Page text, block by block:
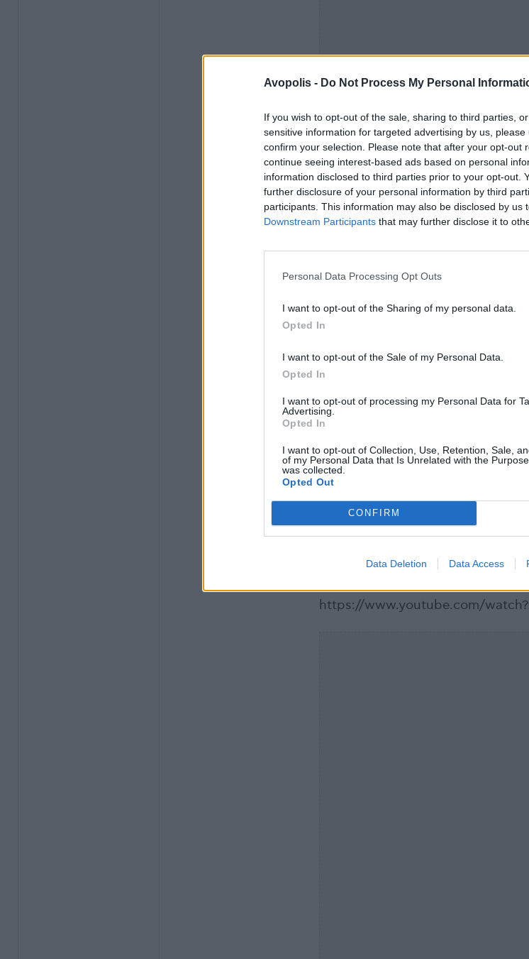
Avopolis - Do Not Process My Personal
If you wish to opt-out of the sale, sharing to third parties,
sensitive information for targeted advertising by us,
confirm your selection. Please note that after your opt-out
continue seeing interest-based ads based on personal
information disclosed to third parties prior to your opt-out.
further disclosure of your personal information by third
participants. This information may also be disclosed by us
Downstream Participants that may further disclose it to
Personal Data Processing Opt Outs
I want to opt-out of the Sharing of my personal data.
Opted In
I want to opt-out of the Sale of my Personal Data.
Opted In
I want to opt-out of processing my Personal Data for
Advertising.
Opted In
I want to opt-out of Collection, Use, Retention, Sale,
of my Personal Data that Is Unrelated with the
was collected.
Opted Out
CONFIRM
Data Deletion Data Access
Η 50η σεζόν του
Σεπτέμβριο, έχει φιλοξενήσει
Coldplay, Stevie Nicks, Billie
Mk.gee, Charli XCX, Shaboozey,
ήταν η Glorilla.
https://www.youtube.com/